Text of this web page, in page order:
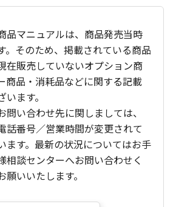
品マニュアルは、商品発売当時
。そのため、掲載されている商品
在販売していないオプション商
商品・消耗品などに関する記載
ます。
問い合わせ先に関しましては、
話番号／営業時間が変更されて
ます。最新の状況についてはお手
相談センターへお問い合わせく
いいたします。